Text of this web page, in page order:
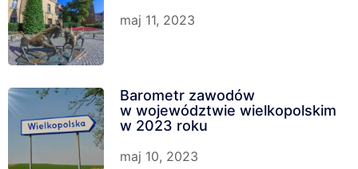
maj 11, 2023
Barometr zawodów
w województwie wielkopolskim
w 2023 roku
maj 10, 2023